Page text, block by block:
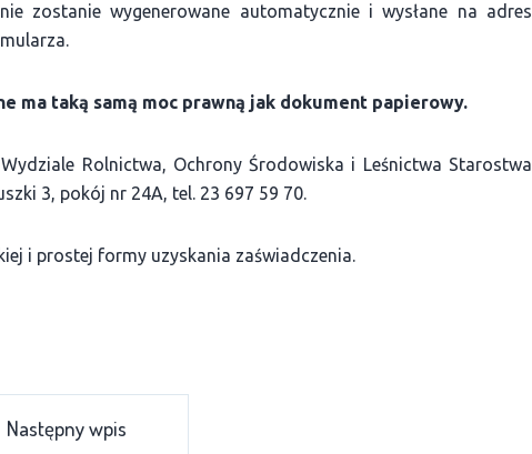
zostanie wygenerowane automatycznie i wysłane na adres
ma taką samą moc prawną jak dokument papierowy.
Rolnictwa, Ochrony Środowiska i Leśnictwa Starostwa
3, pokój nr 24A, tel. 23 697 59 70.
i prostej formy uzyskania zaświadczenia.
Następny wpis